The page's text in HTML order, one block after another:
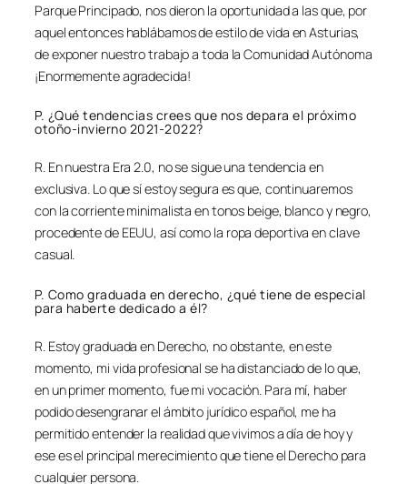
Parque Principado, nos dieron la oportunidad a las que, por
aquel entonces hablábamos de estilo de vida en Asturias,
de exponer nuestro trabajo a toda la Comunidad Autónoma
¡Enormemente agradecida!
P. ¿Qué tendencias crees que nos depara el próximo
otoño-invierno 2021-2022?
R. En nuestra Era 2.0, no se sigue una tendencia en
exclusiva. Lo que sí estoy segura es que, continuaremos
con la corriente minimalista en tonos beige, blanco y negro,
procedente de EEUU, así como la ropa deportiva en clave
casual.
P. Como graduada en derecho, ¿qué tiene de especial
para haberte dedicado a él?
R. Estoy graduada en Derecho, no obstante, en este
momento, mi vida profesional se ha distanciado de lo que,
en un primer momento, fue mi vocación. Para mí, haber
podido desengranar el ámbito jurídico español, me ha
permitido entender la realidad que vivimos a día de hoy y
ese es el principal merecimiento que tiene el Derecho para
cualquier persona.